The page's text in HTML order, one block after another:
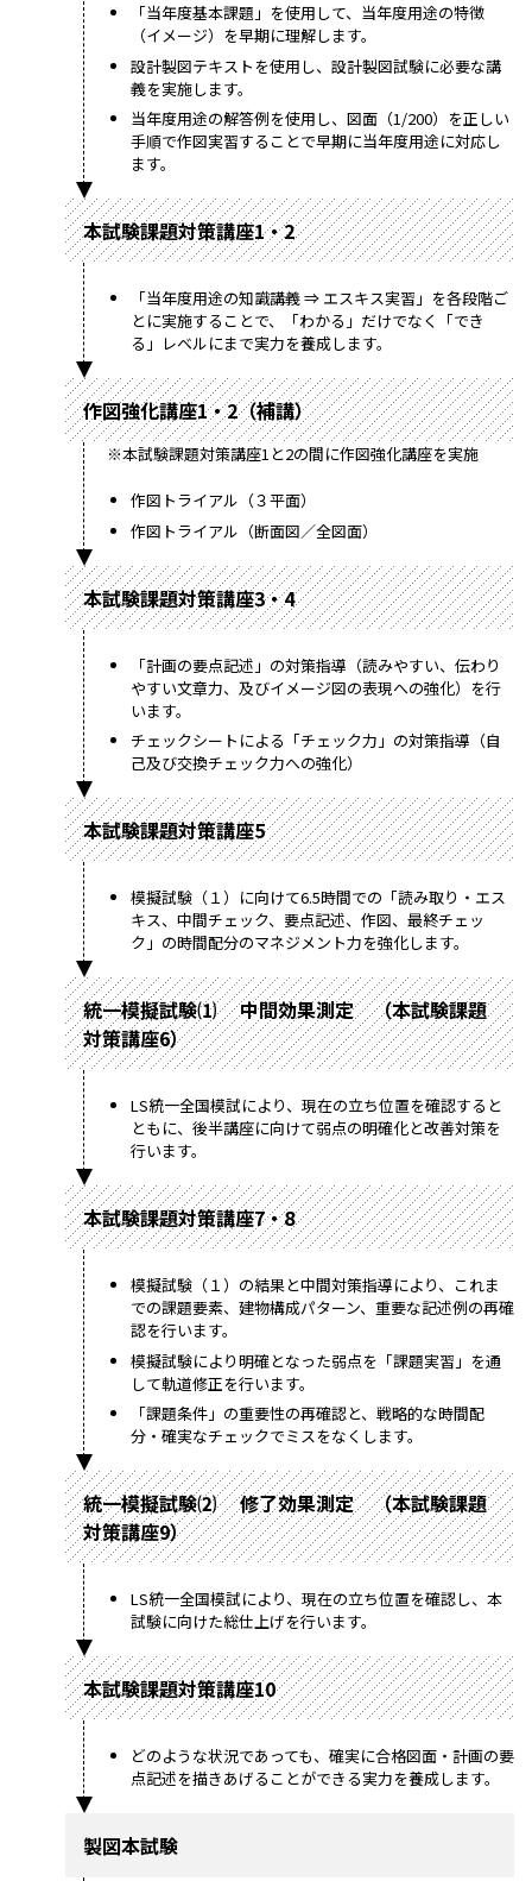
「当年度基本課題」を使用して、当年度用途の特徴
（イメージ）を早期に理解します。
設計製図テキストを使用し、設計製図試験に必要な講
義を実施します。
当年度用途の解答例を使用し、図面（1/200）を正しい
手順で作図実習することで早期に当年度用途に対応し
ます。
本試験課題対策講座1・2
「当年度用途の知識講義 ⇒ エスキス実習」を各段階ご
とに実施することで、「わかる」だけでなく「でき
る」レベルにまで実力を養成します。
作図強化講座1・2（補講）
※本試験課題対策講座1と2の間に作図強化講座を実施
作図トライアル（３平⾯）
作図トライアル（断⾯図／全図⾯）
本試験課題対策講座3・4
「計画の要点記述」の対策指導（読みやすい、伝わり
やすい文章力、及びイメージ図の表現への強化）を行
います。
チェックシートによる「チェック力」の対策指導（自
己及び交換チェック力への強化）
本試験課題対策講座5
模擬試験（１）に向けて6.5時間での「読み取り・エス
キス、中間チェック、要点記述、作図、最終チェッ
ク」の時間配分のマネジメント力を強化します。
統一模擬試験⑴ 中間効果測定 （本試験課題
対策講座6）
LS統一全国模試により、現在の立ち位置を確認すると
ともに、後半講座に向けて弱点の明確化と改善対策を
行います。
本試験課題対策講座7・8
模擬試験（１）の結果と中間対策指導により、これま
での課題要素、建物構成パターン、重要な記述例の再確
認を行います。
模擬試験により明確となった弱点を「課題実習」を通
して軌道修正を行います。
「課題条件」の重要性の再確認と、戦略的な時間配
分・確実なチェックでミスをなくします。
統一模擬試験⑵ 修了効果測定 （本試験課題
対策講座9）
LS統一全国模試により、現在の立ち位置を確認し、本
試験に向けた総仕上げを行います。
本試験課題対策講座10
どのような状況であっても、確実に合格図面・計画の要
点記述を描きあげることができる実力を養成します。
製図本試験